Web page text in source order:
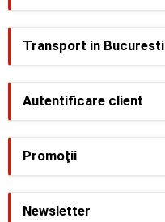
Transport in Bucuresti
Autentificare client
Promoţii
Newsletter